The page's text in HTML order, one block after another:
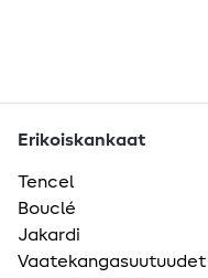
Erikoiskankaat
Tencel
Bouclé
Jakardi
Vaatekangasuutuudet